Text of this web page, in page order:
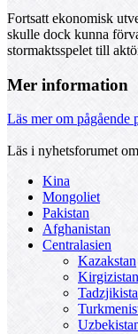
Fortsatt ekonomisk
skulle dock kunna
stormaktsspelet till
Mer information
Läs mer om pågående
Läs i nyhetsforumet
Kina
Mongoliet
Pakistan
Afghanistan
Centralasien
Kazakstan
Kirgizistan